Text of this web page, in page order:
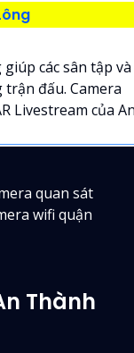
các sân tập và
đấu. Camera
Livestream của
quan sát
wifi quận
Thành